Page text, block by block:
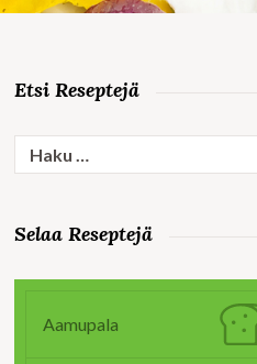
Etsi Reseptejä
Selaa Reseptejä
Aamupala